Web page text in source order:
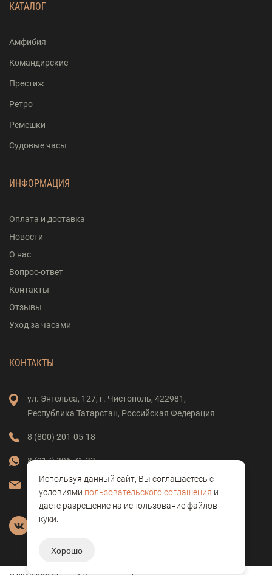
КАТАЛОГ
Амфибия
Командирские
Престиж
Ретро
Ремешки
Судовые часы
ИНФОРМАЦИЯ
Оплата и доставка
Новости
О нас
Вопрос-ответ
Контакты
Отзывы
Уход за часами
КОНТАКТЫ
ул. Энгельса, 127, г. Чистополь, 422981,
Республика Татарстан, Российская Федерация
8 (800) 201-05-18
8 (917) 396-71-33
vostok-clock@mail.ru
Используя данный сайт, Вы соглашаетесь с
условиями пользовательского соглашения и
даёте разрешение на использование файлов
куки.
Хорошо